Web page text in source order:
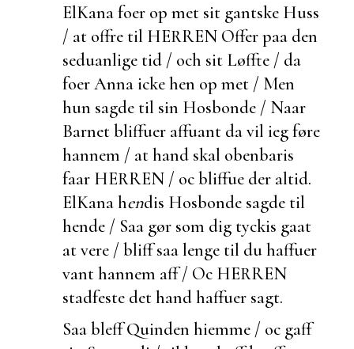
ElKanafoer op met sit gantske Huss
/ at offre til HERREN Offer paa den
seduanlige tid / och sit Løffte / da
foer Anna icke hen op met / Men
hun sagde til sin Hosbonde / Naar
Barnet bliffuer affuant da vil ieg føre
hannem / at hand skal obenbaris
faar HERREN / oc bliffue der altid.
ElKana hendis Hosbonde sagde til
hende / Saa gør som dig tyckis gaat
at vere / bliff saa lenge til du haffuer
vant hannem aff / Oc HERREN
stadfeste det hand haffuer sagt.
Saa bleff Quinden hiemme / oc gaff